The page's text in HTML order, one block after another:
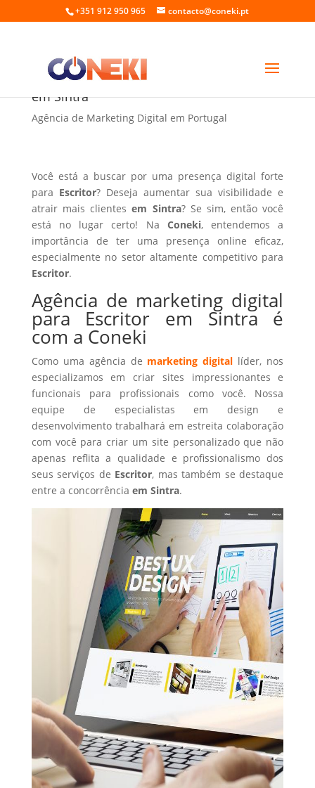
+351 912 950 965 contacto@coneki.pt
Agência de marketing digital para Escritor
em Sintra
Agência de Marketing Digital em Portugal
Você está a buscar por uma presença digital forte
para Escritor? Deseja aumentar sua visibilidade e
atrair mais clientesem Sintra? Se sim, então você
está no lugar certo! Na Coneki, entendemos a
importância de ter uma presença online eficaz,
especialmente no setor altamente competitivo para
Escritor.
Agência de marketing digital
para Escritor em Sintra é
com a Coneki
Como uma agência de marketing digital líder, nos
especializamos em criar sites impressionantes e
funcionais para profissionais como você. Nossa
equipe de especialistas em design e
desenvolvimento trabalhará em estreita colaboração
com você para criar um site personalizado que não
apenas reflita a qualidade e profissionalismo dos
seus serviços de Escritor, mas também se destaque
entre a concorrência em Sintra.